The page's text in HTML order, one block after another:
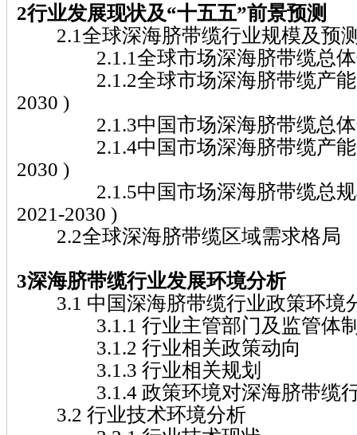
2行业发展现状及“十五五”前景预测
2.1全球深海脐带缆行业规模及预
2.1.1全球市场深海脐带缆总体规
2.1.2全球市场深海脐带缆产能
2030 )
2.1.3中国市场深海脐带缆总体规
2.1.4中国市场深海脐带缆产能
2030 )
2.1.5中国市场深海脐带缆总规
2021-2030 )
2.2全球深海脐带缆区域需求格局
3深海脐带缆行业发展环境分析
3.1 中国深海脐带缆行业政策环境
3.1.1 行业主管部门及监管体
3.1.2 行业相关政策动向
3.1.3 行业相关规划
3.1.4 政策环境对深海脐带缆行
3.2 行业技术环境分析